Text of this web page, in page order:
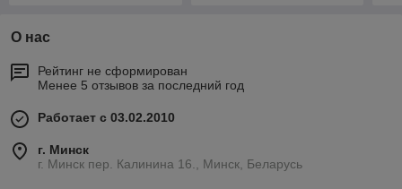
О нас
Рейтинг не сформирован
Менее 5 отзывов за последний год
Работает с 03.02.2010
г. Минск
г. Минск пер. Калинина 16., Минск, Беларусь